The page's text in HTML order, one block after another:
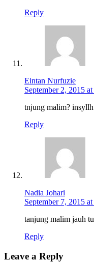
Reply
Eintan Nurfuzie
September 2, 2015
tnjung malim?
Reply
Nadia Johari
September 7, 2015
tanjung malim jauh
Reply
Leave a Reply